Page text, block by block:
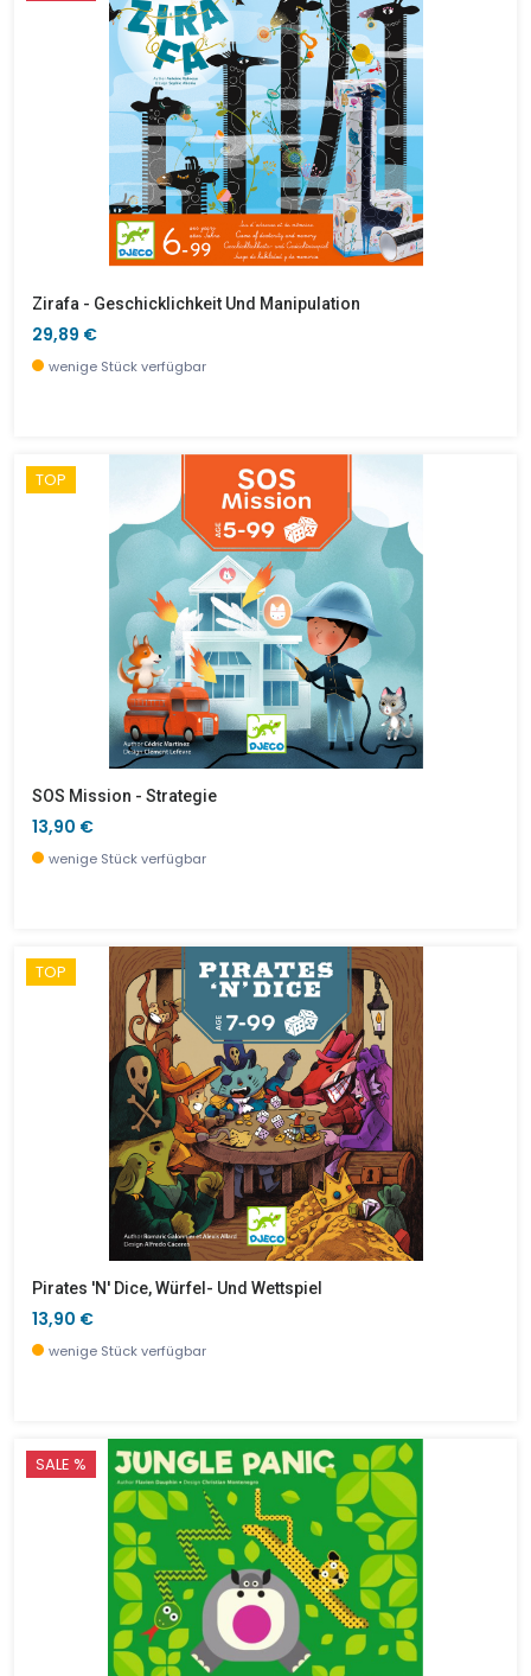
Zirafa - Geschicklichkeit Und Manipulation
29,89 €
wenige Stück verfügbar
TOP
SOS Mission - Strategie
13,90 €
wenige Stück verfügbar
TOP
Pirates 'n' Dice, Würfel- Und Wettspiel
13,90 €
wenige Stück verfügbar
SALE %